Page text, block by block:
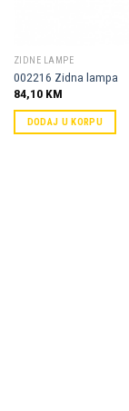
ZIDNE LAMPE
002216 Zidna lampa
84,10 KM
DODAJ U KORPU